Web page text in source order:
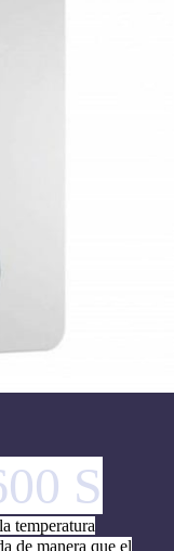
S
temperatura
de manera que el